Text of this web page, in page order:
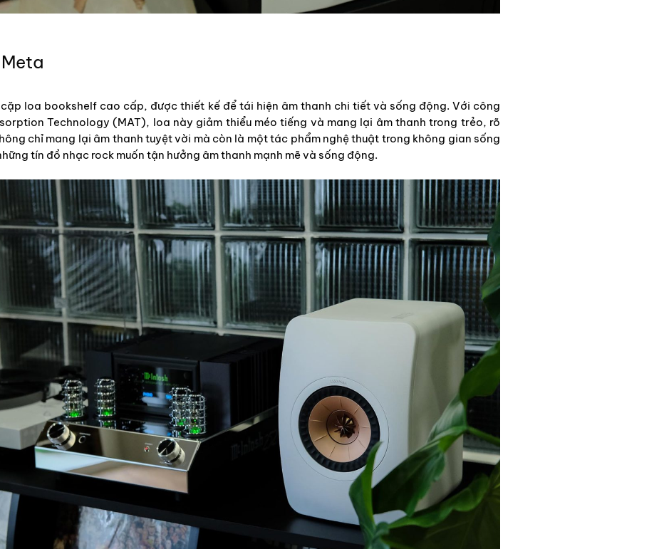
loa bookshelf cao cấp, được thiết kế để tái hiện âm thanh chi tiết và sống động. Với công
Technology (MAT), loa này giảm thiểu méo tiếng và mang lại âm thanh trong trẻo, rõ
chỉ mang lại âm thanh tuyệt vời mà còn là một tác phẩm nghệ thuật trong không gian sống
tín đồ nhạc rock muốn tận hưởng âm thanh mạnh mẽ và sống động.